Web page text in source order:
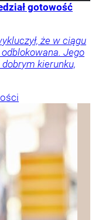
gotowość
że w ciągu
Jego
kierunku,